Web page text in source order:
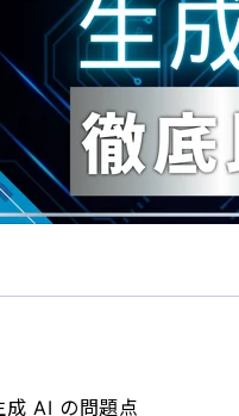
成 AI の問題点